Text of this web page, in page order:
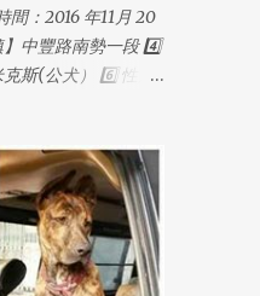
間：2016 年11月 20
中豐路南勢一段 4️⃣
斯(公犬） 6️⃣ 性別/
體重約18公斤。皮毛
葉先生
物